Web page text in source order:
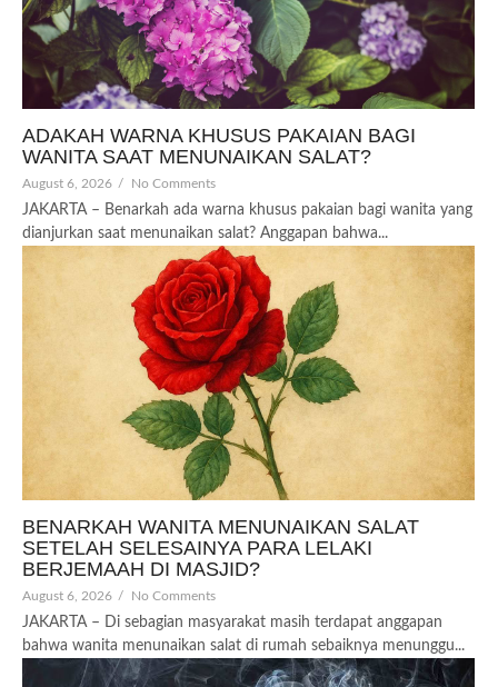
ADAKAH WARNA KHUSUS PAKAIAN BAGI
WANITA SAAT MENUNAIKAN SALAT?
August 6, 2026 / No Comments
JAKARTA – Benarkah ada warna khusus pakaian bagi wanita yang
dianjurkan saat menunaikan salat? Anggapan bahwa...
BENARKAH WANITA MENUNAIKAN SALAT
SETELAH SELESAINYA PARA LELAKI
BERJEMAAH DI MASJID?
August 6, 2026 / No Comments
JAKARTA – Di sebagian masyarakat masih terdapat anggapan
bahwa wanita menunaikan salat di rumah sebaiknya menunggu...